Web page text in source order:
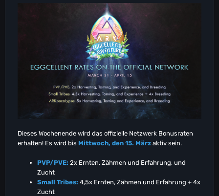
Dieses Wochenende wird das offizielle Netzwerk Bonusraten
erhalten! Es wird bis Mittwoch, den 15. März aktiv sein.
PVP/PVE: 2x Ernten, Zähmen und Erfahrung, und
Zucht
Small Tribes: 4,5x Ernten, Zähmen und Erfahrung + 4x
Zucht